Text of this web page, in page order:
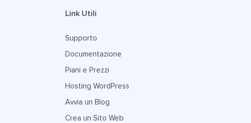
Link Utili
Supporto
Documentazione
Piani e Prezzi
Hosting WordPress
Avvia un Blog
Crea un Sito Web